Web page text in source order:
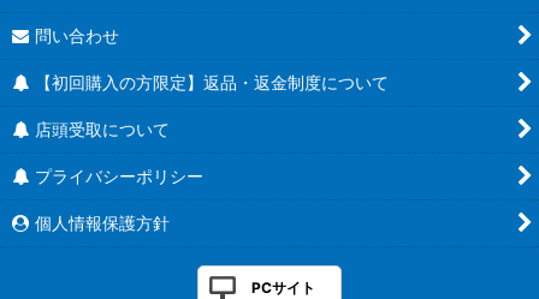
問い合わせ
【初回購入の方限定】返品・返金制度について
店頭受取について
プライバシーポリシー
個人情報保護方針
PCサイト